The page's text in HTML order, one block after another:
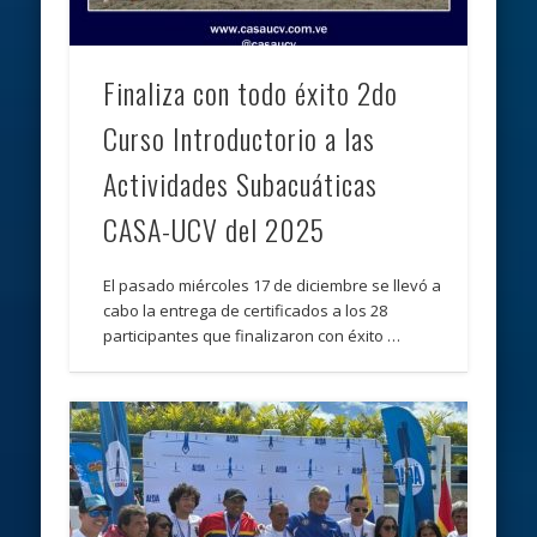
Finaliza con todo éxito 2do
Curso Introductorio a las
Actividades Subacuáticas
CASA-UCV del 2025
El pasado miércoles 17 de diciembre se llevó a
cabo la entrega de certificados a los 28
participantes que finalizaron con éxito …